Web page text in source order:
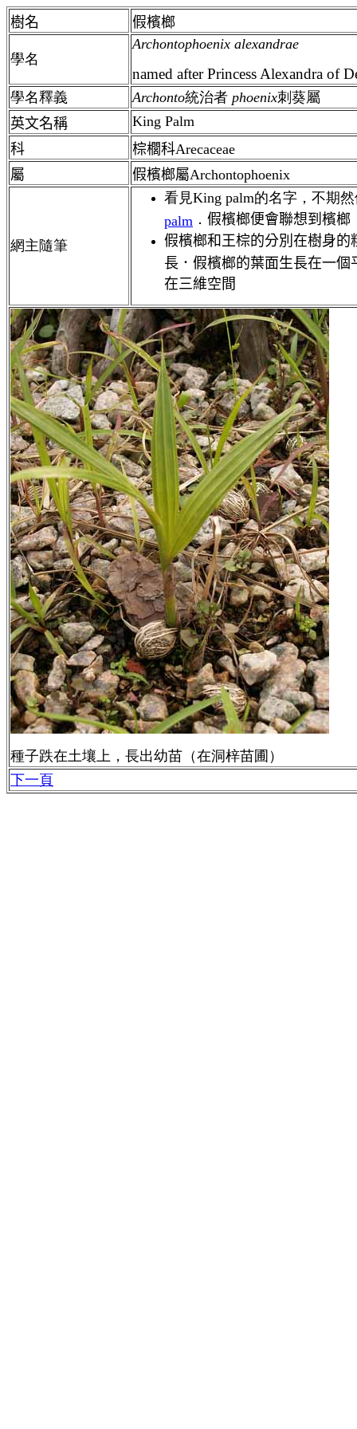
樹名 假檳榔
學名
Archontophoenix alexandrae
named after Princess Alexandra of
學名釋義 Archonto統治者 phoenix刺葵屬
英文名稱
King Palm
科
棕櫚科Arecaceae
屬
假檳榔屬Archontophoenix
網主隨筆
看見King palm的名字，不期
palm ． 假檳榔便會聯想到檳榔
假檳榔和王棕的分別在樹身的
長．假檳榔的葉面生長在一個
在三維空間
種子跌在土壤上，長出幼苗（在洞梓苗圃）
下一頁